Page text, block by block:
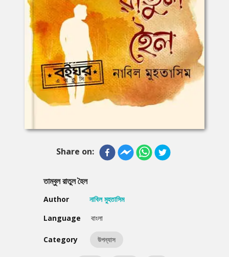
Share on:
তাম্বুল রাতুল হৈল
Author
নাবিল মুহতাসিম
Language
বাংলা
Category উপন্যাস